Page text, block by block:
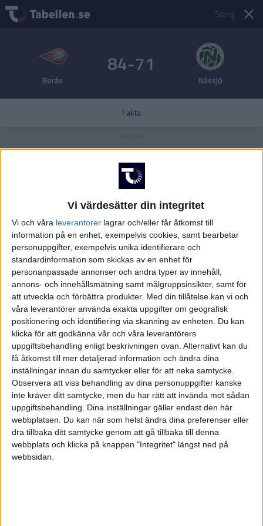
Vi värdesätter din integritet
Vi och våra leverantorer lagrar och/eller får åtkomst till
information på en enhet, exempelvis cookies, samt bearbetar
personuppgifter, exempelvis unika identifierare och
standardinformation som skickas av en enhet för
personanpassade annonser och andra typer av innehåll,
annons- och innehållsmätning samt målgruppsinsikter, samt för
att utveckla och förbättra produkter. Med din tillåtelse kan vi och
våra leverantörer använda exakta uppgifter om geografisk
positionering och identifiering via skanning av enheten. Du kan
klicka för att godkänna vår och våra leverantörers
uppgiftsbehandling enligt beskrivningen ovan. Alternativt kan du
få åtkomst till mer detaljerad information och ändra dina
inställningar innan du samtycker eller för att neka samtycke.
Observera att viss behandling av dina personuppgifter kanske
inte kräver ditt samtycke, men du har rätt att invända mot sådan
uppgiftsbehandling. Dina inställningar gäller endast den här
webbplatsen. Du kan när som helst ändra dina preferenser eller
dra tillbaka ditt samtycke genom att gå tillbaka till denna
webbplats och klicka på knappen "Integritet" längst ned på
webbsidan.
Stäng
Borås
84-71
Nässjö
Fakta
FAKTA